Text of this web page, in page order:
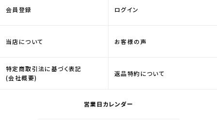
会員登録 ログイン
当店について お客様の声
特定商取引法に基づく表記
(会社概要)
返品特約について
営業日カレンダー